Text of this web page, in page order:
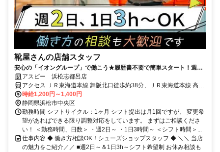
靴屋さんの店舗スタッフ
安心の「イオングループ」で働こう★履歴書不要で簡単スタート！週2
日～＆1日3h～ライフスタイルに合わせて無理なく勤務OK
アスビー 浜松志都呂店
アクセス ＪＲ東海道本線 舞阪北口徒歩約38分、ＪＲ東海道本線 高塚
北口徒歩約47分、ＪＲ東海道本線 弁天島徒歩約63分 「舞阪」駅から
車で5分
時給1,200円～1,400円
静岡県浜松市中央区
勤務時間 シフトサイクル：1ヶ月 シフト提出は月1回ですが、 変更希
望があればできる限り調整対応をしています。 まずはご相談くださ
い！ ＜勤務時間、日数＞ ・週2日～ ・1日3時間～ ＜シフト時間＞...
仕事内容 ◆ 働き方相談OK！シューズショップスタッフ ◆ ＼＼ 当店
の魅力をご紹介／／ ■週2日～＆1日3h～シフト希望制 お休み相談も